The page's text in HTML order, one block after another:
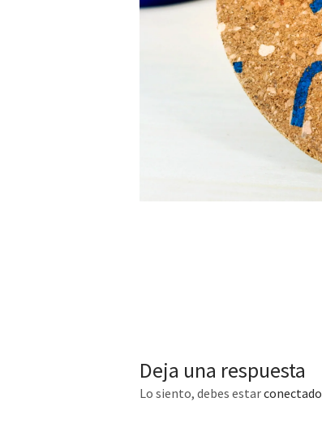
Deja una respuesta
Lo siento, debes estarconectado